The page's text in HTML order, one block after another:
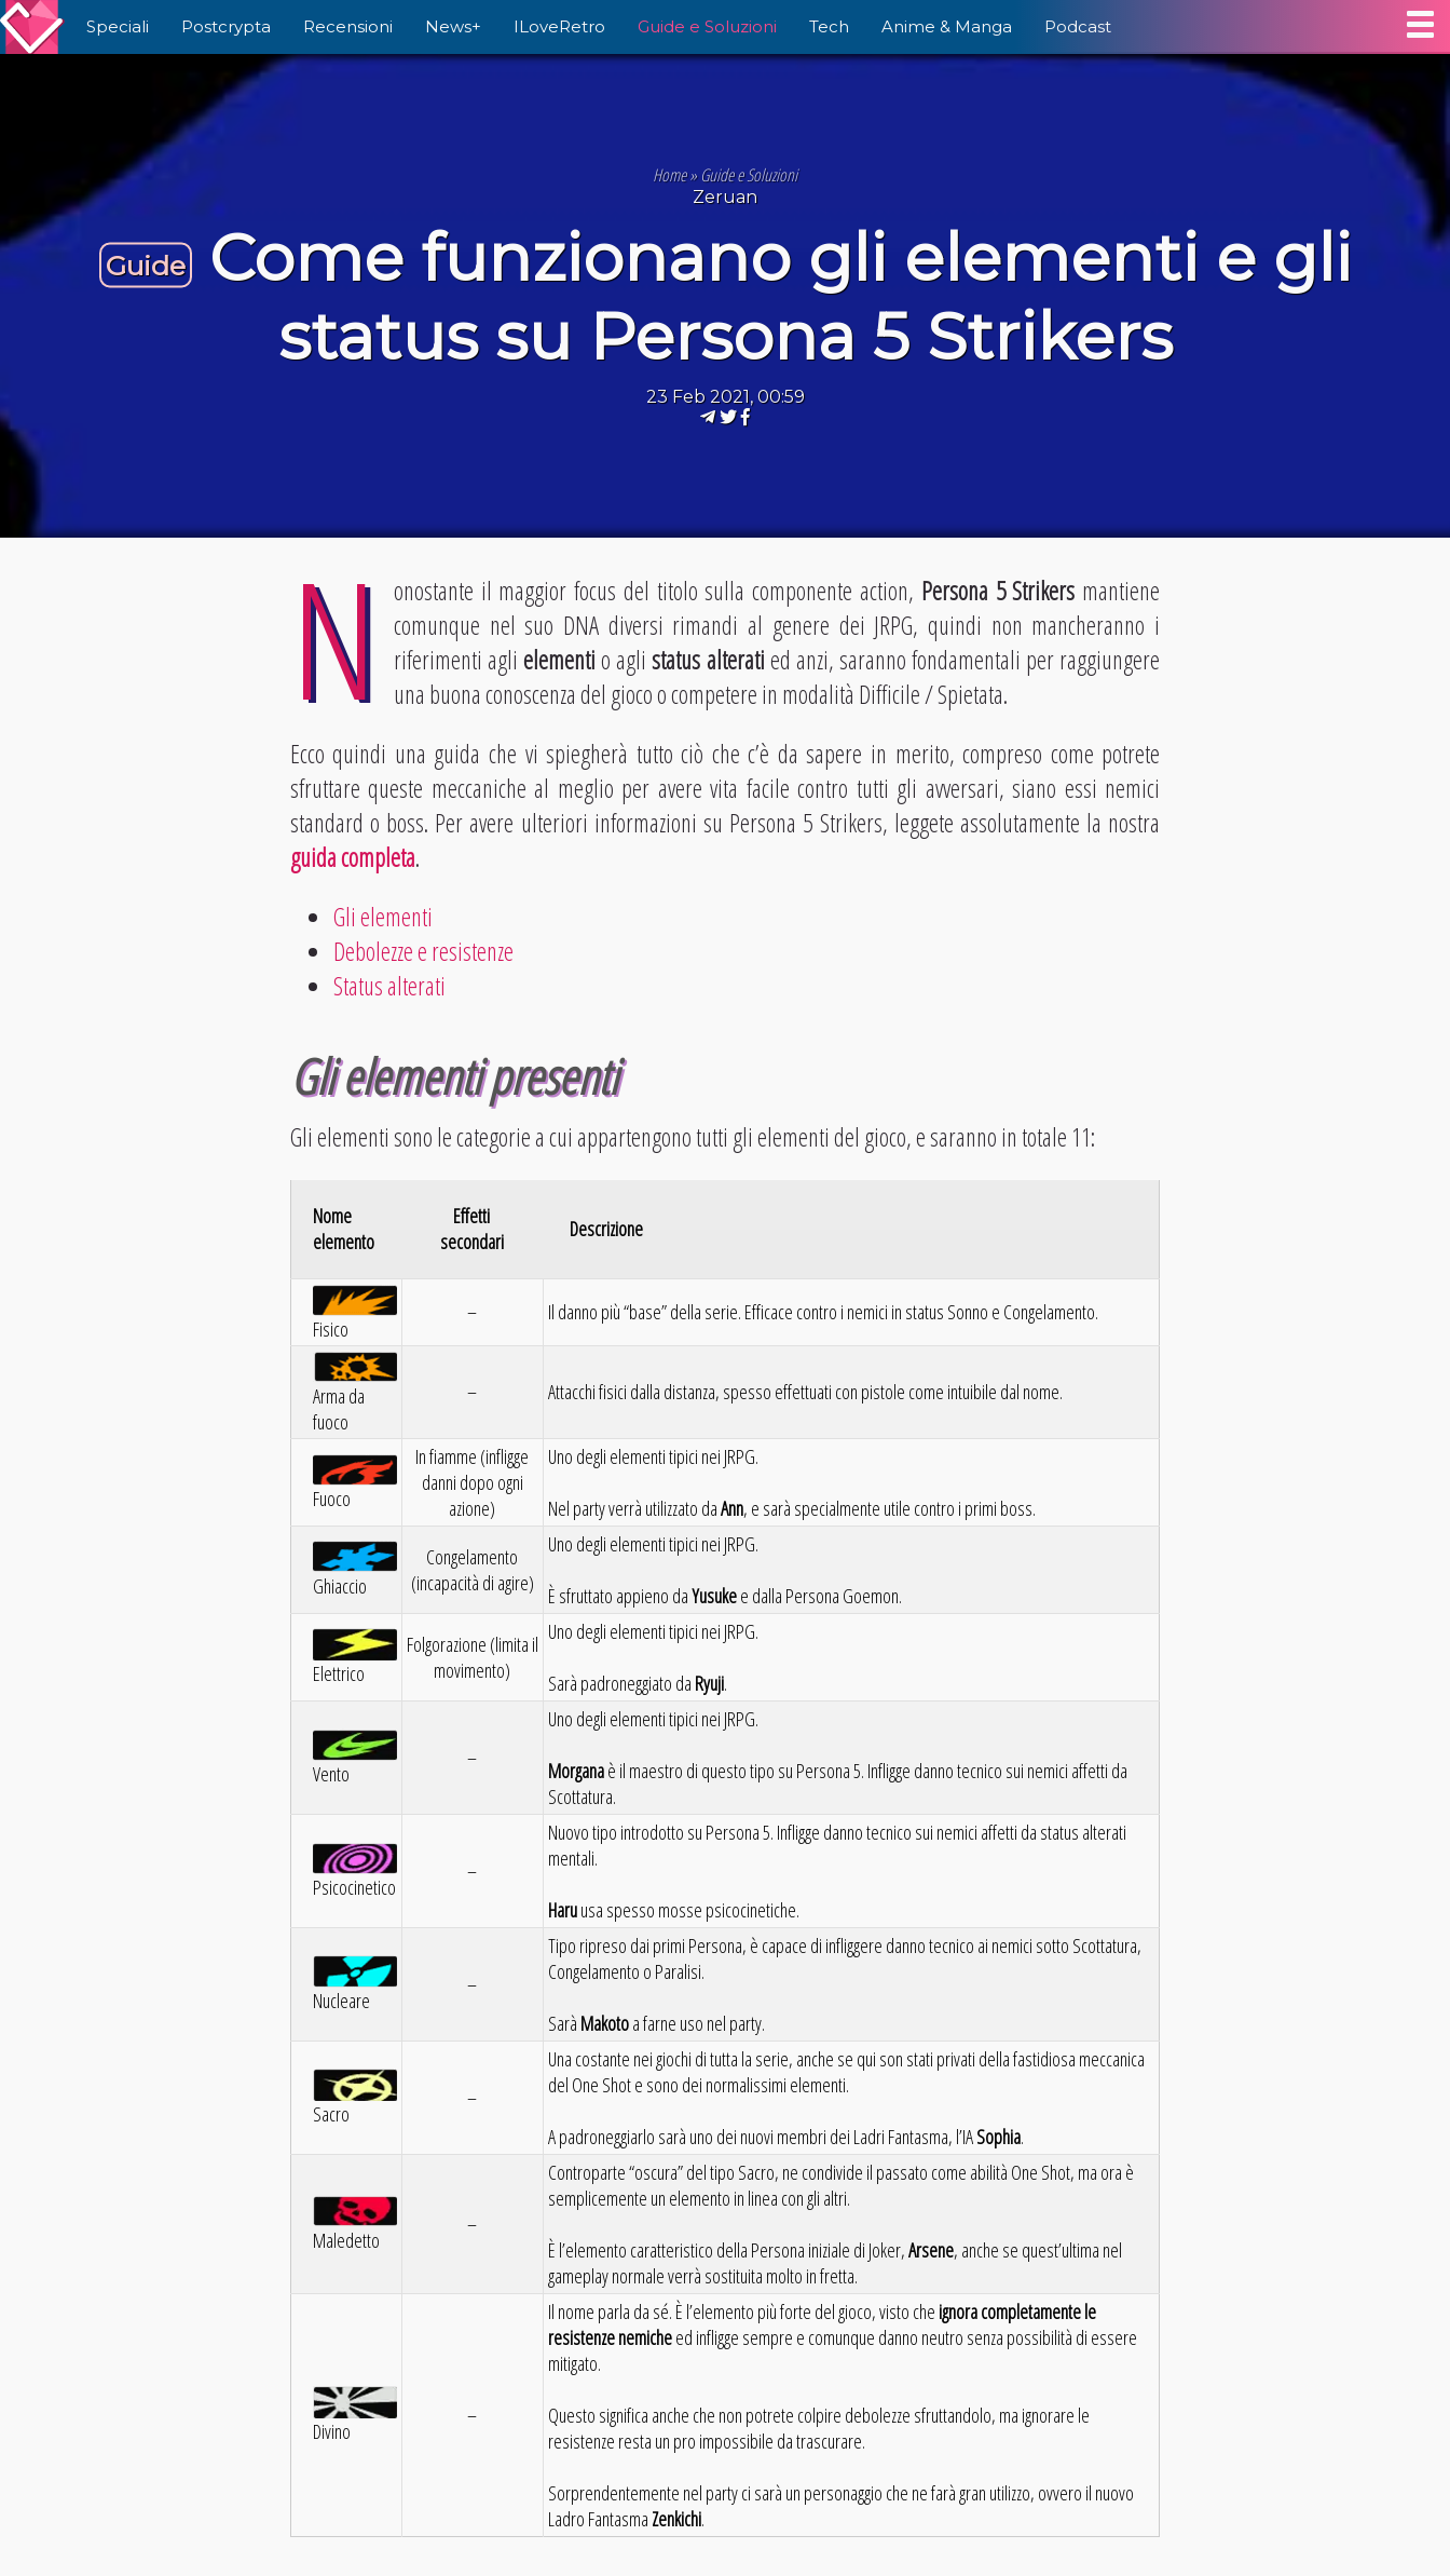
Speciali Postcrypta Recensioni News+ ILoveRetro Guide e Soluzioni Tech Anime & Manga Podcast
Home»Guide e Soluzioni
Zeruan
Guide
Come funzionano gli elementi e gli
status su Persona 5 Strikers
23 Feb 2021, 00:59
N onostante il maggior focus del titolo sulla componente action, Persona 5 Strikers mantiene
comunque nel suo DNA diversi rimandi al genere dei JRPG, quindi non mancheranno i
riferimenti aglielementio agli status alteratied anzi, saranno fondamentali per raggiungere
una buona conoscenza del gioco o competere in modalità Difficile / Spietata.
Ecco quindi una guida che vi spiegherà tutto ciò che c’è da sapere in merito, compreso come potrete
sfruttare queste meccaniche al meglio per avere vita facile contro tutti gli avversari, siano essi nemici
standard o boss. Per avere ulteriori informazioni su Persona 5 Strikers, leggete assolutamente la nostra
guida completa.
Gli elementi
Debolezze e resistenze
Status alterati
Gli elementi presenti
Gli elementi sono le categorie a cui appartengono tutti gli elementi del gioco, e saranno in totale 11:
Nome
elemento
Effetti
secondari
Descrizione
Fisico
– Il danno più “base” della serie. Efficace contro i nemici in status Sonno e Congelamento.
Arma da
fuoco
– Attacchi fisici dalla distanza, spesso effettuati con pistole come intuibile dal nome.
Fuoco
In fiamme (infligge
danni dopo ogni
azione)
Uno degli elementi tipici nei JRPG.
Nel party verrà utilizzato daAnn, e sarà specialmente utile contro i primi boss.
Ghiaccio
Congelamento
(incapacità di agire)
Uno degli elementi tipici nei JRPG.
È sfruttato appieno daYusukee dalla Persona Goemon.
Elettrico
Folgorazione (limita il
movimento)
Uno degli elementi tipici nei JRPG.
Sarà padroneggiato da Ryuji.
Vento
–
Uno degli elementi tipici nei JRPG.
Morganaè il maestro di questo tipo su Persona 5. Infligge danno tecnico sui nemici affetti da
Scottatura.
Psicocinetico
–
Nuovo tipo introdotto su Persona 5. Infligge danno tecnico sui nemici affetti da status alterati
mentali.
Haruusa spesso mosse psicocinetiche.
Nucleare
–
Tipo ripreso dai primi Persona, è capace di infliggere danno tecnico ai nemici sotto Scottatura,
Congelamento o Paralisi.
Sarà Makotoa farne uso nel party.
Sacro
–
Una costante nei giochi di tutta la serie, anche se qui son stati privati della fastidiosa meccanica
del One Shot e sono dei normalissimi elementi.
A padroneggiarlo sarà uno dei nuovi membri dei Ladri Fantasma, l’IASophia.
Maledetto
–
Controparte “oscura” del tipo Sacro, ne condivide il passato come abilità One Shot, ma ora è
semplicemente un elemento in linea con gli altri.
È l’elemento caratteristico della Persona iniziale di Joker,Arsene, anche se quest’ultima nel
gameplay normale verrà sostituita molto in fretta.
Divino
–
Il nome parla da sé. È l’elemento più forte del gioco, visto che ignora completamente le
resistenze nemicheed infligge sempre e comunque danno neutro senza possibilità di essere
mitigato.
Questo significa anche che non potrete colpire debolezze sfruttandolo, ma ignorare le
resistenze resta un pro impossibile da trascurare.
Sorprendentemente nel party ci sarà un personaggio che ne farà gran utilizzo, ovvero il nuovo
Ladro Fantasma Zenkichi.